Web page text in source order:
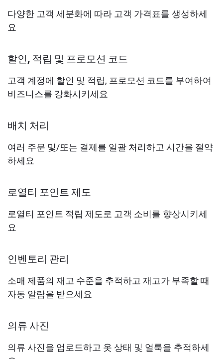
다양한 고객 세분화에 따라 고객 가격표를 생성하세
요
할인, 적립 및 프로모션 코드
고객 계정에 할인 및 적립, 프로모션 코드를 부여하여
비즈니스를 강화시키세요
배치 처리
여러 주문 및/또는 결제를 일괄 처리하고 시간을 절약
하세요
로열티 포인트 제도
로열티 포인트 적립 제도로 고객 소비를 향상시키세
요
인벤토리 관리
소매 제품의 재고 수준을 추적하고 재고가 부족할 때
자동 알람을 받으세요
의류 사진
의류 사진을 업로드하고 옷 상태 및 얼룩을 추적하세